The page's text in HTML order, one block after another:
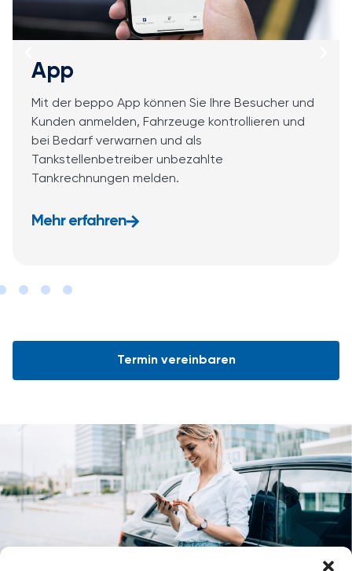
Video
Wir verwenden Ihre bestehenden oder unsere
Kameras, um Ihr Privatgelände nach Ihren Regeln
zu überwachen. Falschparker und Tanksünder
werden automatisch erfasst und per KI
herausgefiltert.
Mehr erfahren
Termin vereinbaren